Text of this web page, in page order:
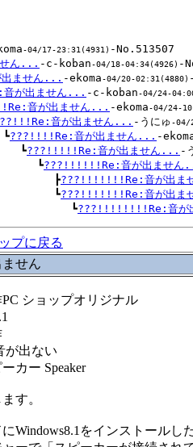
-04/17-23:31(4931) -No.513507
せん... -c-koban-04/18-04:34(4926) -
出ません... -ekoma-04/20-02:31(4880)
が出ません... -c-koban-04/24-
音が出ません... -ekoma-04/24-
音が出ません... -うにゅ -04/
???!!!!Re:音が出ません... -
???!!!!!Re:音が出ません... -
???!!!!!!Re:音が出ません
???!!!!!!!Re:音が出ま
???!!!!!!!Re:音が出ま
???!!!!!!!!Re:音が
プに戻る
せん
ショップオリジナル
が出ない
カー Speaker
す。
Windows8.1をインストールし